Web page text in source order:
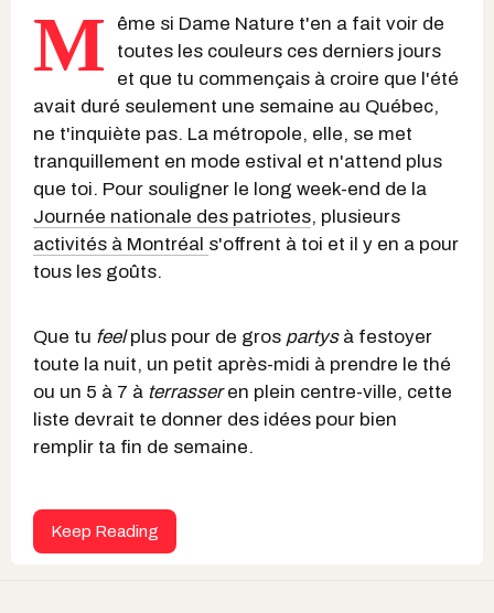
M
ême si Dame Nature t'en a fait voir de
toutes les couleurs ces derniers jours
et que tu commençais à croire que l'été
avait duré seulement une semaine au Québec,
ne t'inquiète pas. La métropole, elle, se met
tranquillement en mode estival et n'attend plus
que toi. Pour souligner le long week-end de la
Journée nationale des patriotes, plusieurs
activités à Montréal s'offrent à toi et il y en a pour
tous les goûts.
Que tu feelplus pour de gros partysà festoyer
toute la nuit, un petit après-midi à prendre le thé
ou un 5 à 7 à terrasseren plein centre-ville, cette
liste devrait te donner des idées pour bien
remplir ta fin de semaine.
Keep Reading